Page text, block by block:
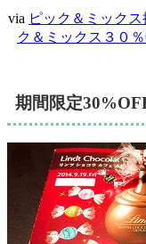
via ピック＆ミック
ク＆ミックス３０
期間限定